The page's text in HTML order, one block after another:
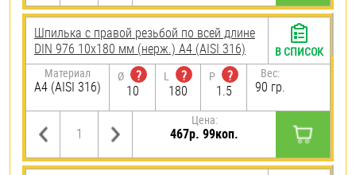
Шпилька с правой резьбой по всей длине
DIN 976 10х180 мм (нерж.) A4 (AISI 316)
Материал
A4 (AISI 316)
Ø
?
10
L
?
180
P
?
1.5
Вес:
90 гр.
Цена:
467р. 99коп.
В СПИСОК